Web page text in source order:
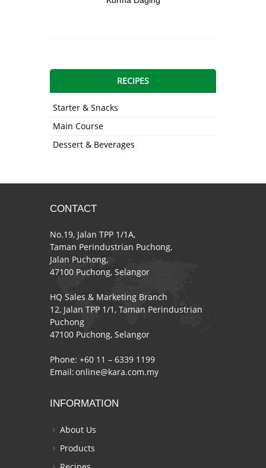
RECIPES
Starter & Snacks
Main Course
Dessert & Beverages
CONTACT
No.19, Jalan TPP 1/1A,
Taman Perindustrian Puchong,
Jalan Puchong,
47100 Puchong, Selangor
HQ Sales & Marketing Branch
12, Jalan TPP 1/1, Taman Perindustrian
Puchong
47100 Puchong, Selangor
Phone: +60 11 – 6339 1199
Email:online@kara.com.my
INFORMATION
About Us
Products